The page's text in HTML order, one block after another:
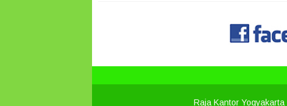
Raja Kantor Yogyakarta